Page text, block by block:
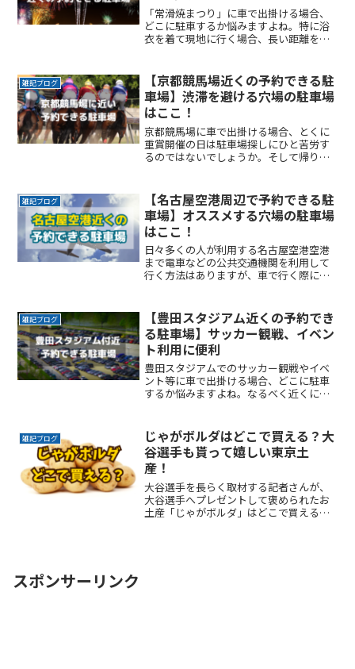
「常滑焼まつり」に車で出掛ける場合、
どこに駐車するか悩みますよね。特に浴
衣を着て現地に行く場合、長い距離を歩
心感が欲しい時間料金を気にせず楽しみ
たい駐車場を探すのに時間ReadMore...
雑記ブログ
【京都競馬場近くの予約できる駐
車場】渋滞を避ける穴場の駐車場
はここ！
京都競馬場に車で出掛ける場合、とくに
重賞開催の日は駐車場探しにひと苦労す
るのではないでしょうか。そして帰りの
京都競馬場の近くで、予約できる駐車場
サービスを紹介します。ReadMore...
雑記ブログ
【名古屋空港周辺で予約できる駐
車場】オススメする穴場の駐車場
はここ！
日々多くの人が利用する名古屋空港空港
まで電車などの公共交通機関を利用して
行く方法はありますが、車で行く際に問
に空港を利用する際、特に駐車場の確保
ができるか不安になりますReadMore...
雑記ブログ
【豊田スタジアム近くの予約でき
る駐車場】サッカー観戦、イベン
ト利用に便利
豊田スタジアムでのサッカー観戦やイベ
ント等に車で出掛ける場合、どこに駐車
するか悩みますよね。なるべく近くに停
くない自由に入出庫がしたい帰りは渋滞
を避けてスムーズに帰りたReadMore...
雑記ブログ
じゃがボルダはどこで買える？大
谷選手も貰って嬉しい東京土
産！
大谷選手を長らく取材する記者さんが、
大谷選手へプレゼントして褒められたお
土産「じゃがボルダ」はどこで買えるの
スポンサーリンク